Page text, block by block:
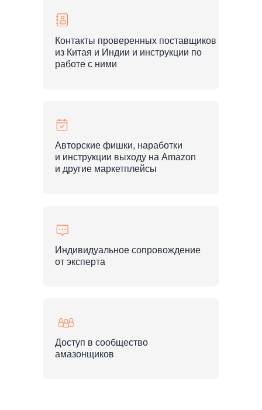
Контакты проверенных поставщиков
из Китая и Индии и инструкции по
работе с ними
Авторские фишки, наработки
и инструкции выходу на Amazon
и другие маркетплейсы
Индивидуальное сопровождение
от эксперта
Доступ в сообщество
амазонщиков